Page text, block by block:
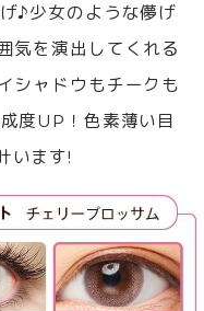
♪少女のような儚げ
気を演出してくれる
シャドウもチークも
度UP！色素薄い目
います!